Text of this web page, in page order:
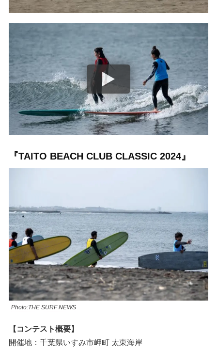
『TAITO BEACH CLUB CLASSIC 2024』
Photo:THE SURF NEWS
【コンテスト概要】
開催地：千葉県いすみ市岬町 太東海岸